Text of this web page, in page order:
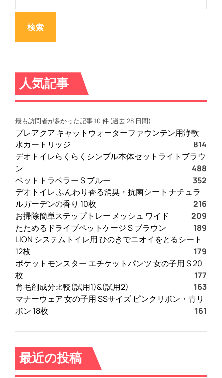
口
コ
ミ
悪
い
コ
、
メ
リ
ッ
ト
と
メ
ッ
ト
な
の
？
:
人気記事
最も訪問者が多かった記事 10 件 (過去 28 日間)
プレアクア キャットウォーターファウンテン用浄軟
水カートリッジ
814
デオトイレらくらくシンプル本体セットライトブラウ
ン
488
ペットトラベラー S ブルー
352
デオトイレ ふんわり香る消臭・抗菌シート ナチュラ
ルガーデンの香り 10枚
216
お掃除簡単ステップトレー メッシュ ワイド
209
たためるドライブペットケージ S ブラウン
189
LION システムトイレ用 ひのきでニオイをとるシート
12枚
179
ポケットモンスター エチケットパンツ 女の子用 S 20
枚
177
育毛剤成分比較(試用1)&(試用2)
163
マナーウェア 女の子用 SSサイズ ピンクリボン・青リ
ボン 18枚
161
最近の投稿